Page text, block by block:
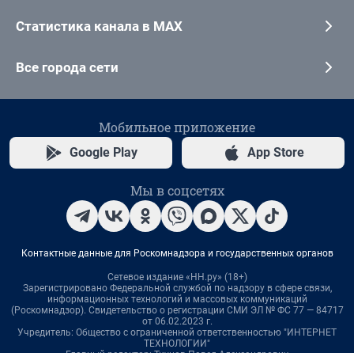
Статистика канала в MAX
Все города сети
Мобильное приложение
Google Play App Store
Мы в соцсетях
Контактные данные для Роскомнадзора и государственных органов
Сетевое издание «НН.ру» (18+)
Зарегистрировано Федеральной службой по надзору в сфере связи,
информационных технологий и массовых коммуникаций
(Роскомнадзор). Свидетельство о регистрации СМИ ЭЛ № ФС 77 — 84717
от 06.02.2023 г.
Учредитель: Общество с ограниченной ответственностью "ИНТЕРНЕТ
ТЕХНОЛОГИИ"